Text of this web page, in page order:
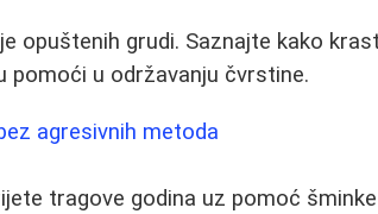
opuštenih grudi. Saznajte kako
pomoći u održavanju čvrstine.
agresivnih metoda
tragove godina uz pomoć